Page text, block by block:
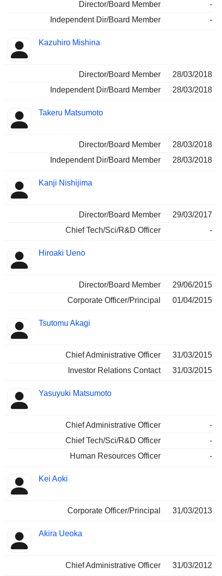
Director/Board Member
-
Independent Dir/Board Member
-
Kazuhiro Mishina
Director/Board Member
28/03/2018
Independent Dir/Board Member
28/03/2018
Takeru Matsumoto
Director/Board Member
28/03/2018
Independent Dir/Board Member
28/03/2018
Kanji Nishijima
Director/Board Member
29/03/2017
Chief Tech/Sci/R&D Officer
-
Hiroaki Ueno
Director/Board Member
29/06/2015
Corporate Officer/Principal
01/04/2015
Tsutomu Akagi
Chief Administrative Officer
31/03/2015
Investor Relations Contact
31/03/2015
Yasuyuki Matsumoto
Chief Administrative Officer
-
Chief Tech/Sci/R&D Officer
-
Human Resources Officer
-
Kei Aoki
Corporate Officer/Principal 31/03/2013
Akira Ueoka
Chief Administrative Officer 31/03/2012